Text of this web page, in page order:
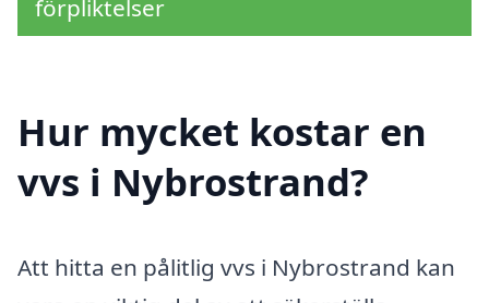
förpliktelser
Hur mycket kostar en
vvs i Nybrostrand?
Att hitta en pålitlig vvs i Nybrostrand kan